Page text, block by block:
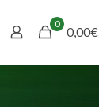
0
0,00€